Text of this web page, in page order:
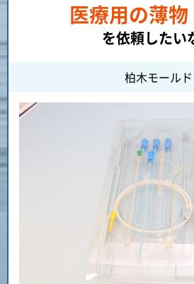
医療用の薄
を依頼したい
柏木モールド